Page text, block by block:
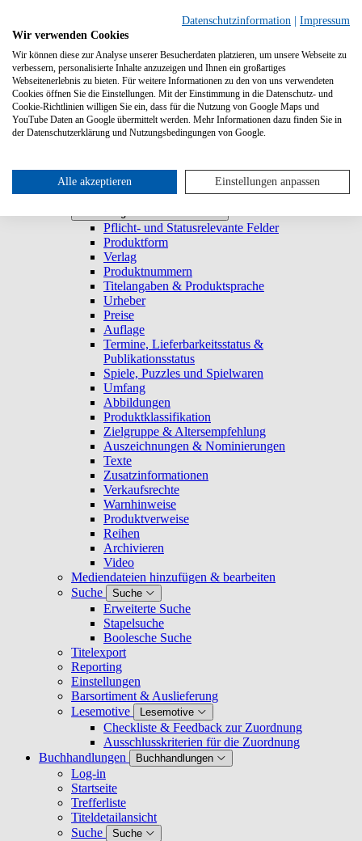
Systemanforderungen
Verlage
Verlage
Log-in
Startseite
Trefferliste
Trefferliste
Titel duplizieren & E-Book generieren
Historie
Titeldetailansicht
Titel anlegen und bearbeiten
Pflicht- und Statusrelevante Felder
Produktform
Verlag
Produktnummern
Titelangaben & Produktsprache
Urheber
Preise
Auflage
Termine, Lieferbarkeitsstatus &
Publikationsstatus
Spiele, Puzzles und Spielwaren
Umfang
Abbildungen
Produktklassifikation
Zielgruppe & Altersempfehlung
Auszeichnungen & Nominierungen
Texte
Zusatzinformationen
Verkaufsrechte
Warnhinweise
Produktverweise
Reihen
Archivieren
Video
Mediendateien hinzufügen & bearbeiten
Suche
Suche
Erweiterte Suche
Stapelsuche
Boolesche Suche
Titelexport
Reporting
Einstellungen
Barsortiment & Auslieferung
Lesemotive
Lesemotive
Checkliste & Feedback zur Zuordnung
Ausschlusskriterien für die Zuordnung
Buchhandlungen
Buchhandlungen
Log-in
Startseite
Trefferliste
Titeldetailansicht
Suche
Suche
Datenschutzinformation
Impressum
Wir verwenden Cookies
Wir können diese zur Analyse unserer Besucherdaten platzieren, um unsere Webseite zu
verbessern, personalisierte Inhalte anzuzeigen und Ihnen ein großartiges
Webseitenerlebnis zu bieten. Für weitere Informationen zu den von uns verwendeten
Cookies öffnen Sie die Einstellungen. Mit der Einstimmung in die Datenschutz- und
Cookie-Richtlinien willigen Sie ein, dass für die Nutzung von Google Maps und
YouTube Daten an Google übermittelt werden. Mehr Informationen dazu finden Sie in
der Datenschutzerklärung und Nutzungsbedingungen von Google.
Alle akzeptieren Einstellungen anpassen